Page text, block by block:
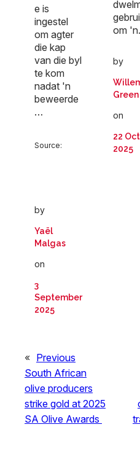
e is
ingestel
om agter
die kap
van die byl
te kom
nadat 'n
beweerde
…
Source:
by
Yaël
Malgas
on
3
September
2025
om
by
Green
on
22
2025
« Previous
South African
olive producers
strike gold at 2025
SA Olive Awards